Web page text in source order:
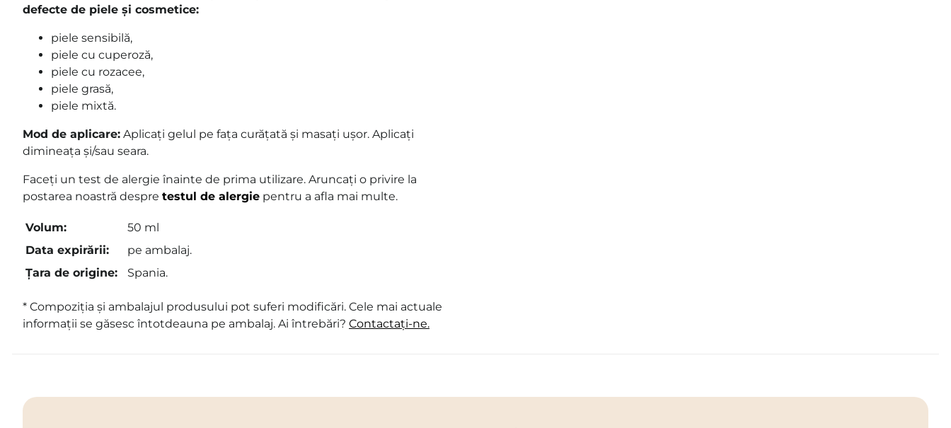
defecte de piele și cosmetice:
piele sensibilă,
piele cu cuperoză,
piele cu rozacee,
piele grasă,
piele mixtă.
Mod de aplicare: Aplicați gelul pe fața curățată și masați ușor. Aplicați
dimineața și/sau seara.
Faceți un test de alergie înainte de prima utilizare. Aruncați o privire la
postarea noastră despre testul de alergie pentru a afla mai multe.
Volum:
50 ml
Data expirării:
pe ambalaj.
Țara de origine:
Spania.
* Compoziția și ambalajul produsului pot suferi modificări. Cele mai actuale
informații se găsesc întotdeauna pe ambalaj. Ai întrebări? Contactați-ne.